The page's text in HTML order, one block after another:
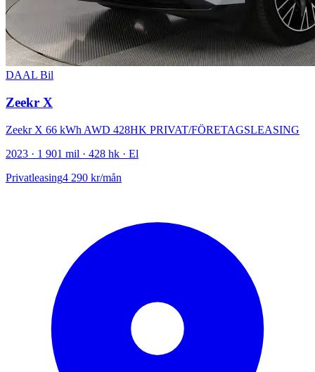
DAAL Bil
Zeekr X
Zeekr X 66 kWh AWD 428HK PRIVAT/FÖRETAGSLEASING
2023 · 1 901 mil · 428 hk · El
Privatleasing4 290 kr/mån